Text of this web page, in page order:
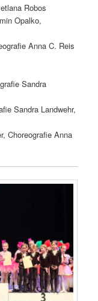
Robos
Opalko,
Anna C. Reis
Sandra
Sandra Landwehr,
Choreograﬁe Anna